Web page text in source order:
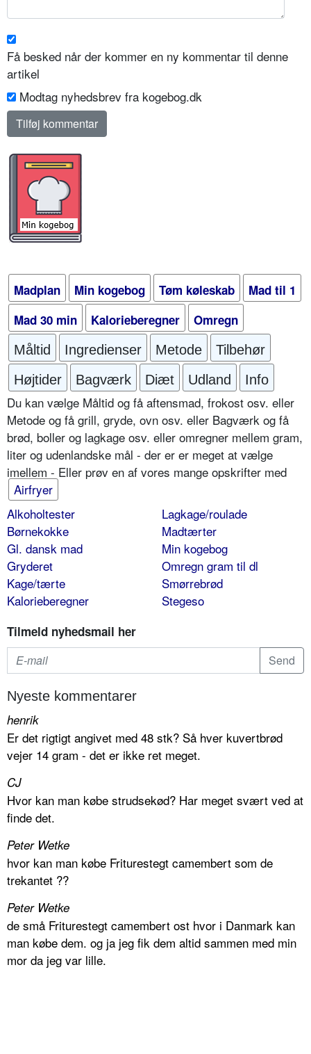
Få besked når der kommer en ny kommentar til denne
artikel
Modtag nyhedsbrev fra kogebog.dk
Madplan Min kogebog Tøm køleskab
Mad til 1
Mad 30 min
Kalorieberegner Omregn
Måltid Ingredienser Metode
Tilbehør
Højtider
Bagværk Diæt Udland Info
Du kan vælge Måltid og få aftensmad, frokost osv. eller
Metode og få grill, gryde, ovn osv. eller Bagværk og få
brød, boller og lagkage osv. eller omregner mellem gram,
liter og udenlandske mål - der er er meget at vælge
imellem - Eller prøv en af vores mange opskrifter med
Airfryer
Alkoholtester
Børnekokke
Gl. dansk mad
Gryderet
Kage/tærte
Kalorieberegner
Lagkage/roulade
Madtærter
Min kogebog
Omregn gram til dl
Smørrebrød
Stegeso
Tilmeld nyhedsmail her
Nyeste kommentarer
henrik
Er det rigtigt angivet med 48 stk? Så hver kuvertbrød
vejer 14 gram - det er ikke ret meget.
CJ
Hvor kan man købe strudsekød? Har meget svært ved at
finde det.
Peter Wetke
hvor kan man købe Friturestegt camembert som de
trekantet ??
Peter Wetke
de små Friturestegt camembert ost hvor i Danmark kan
man købe dem. og ja jeg fik dem altid sammen med min
mor da jeg var lille.